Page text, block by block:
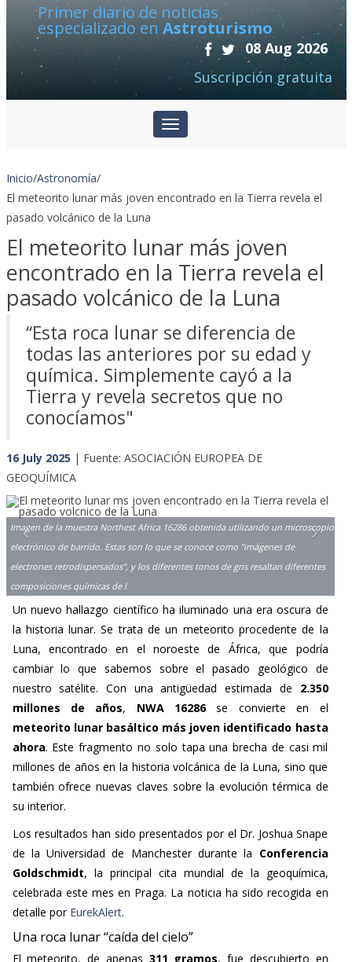
Primer diario de noticias
especializado en Astroturismo
08 Aug 2026
Suscripción gratuita
Inicio/Astronomía/
El meteorito lunar más joven encontrado en la Tierra revela el
pasado volcánico de la Luna
El meteorito lunar más joven
encontrado en la Tierra revela el
pasado volcánico de la Luna
“Esta roca lunar se diferencia de
todas las anteriores por su edad y
química. Simplemente cayó a la
Tierra y revela secretos que no
conocíamos"
16 July 2025 | Fuente: ASOCIACIÓN EUROPEA DE
GEOQUÍMICA
Imagen de la muestra Northest Africa 16286 obtenida utilizando un microscopio
electrónico de barrido. Estas son lo que se conoce como "imágenes de
electrones retrodispersados", y los diferentes tonos de gris resaltan diferentes
composiciones químicas de l
Previous Next
Un nuevo hallazgo científico ha iluminado una era oscura de
la historia lunar. Se trata de un meteorito procedente de la
Luna, encontrado en el noroeste de África, que podría
cambiar lo que sabemos sobre el pasado geológico de
nuestro satélite. Con una antigüedad estimada de 2.350
millones de años, NWA 16286se convierte en el
meteorito lunar basáltico más joven identificado hasta
ahora. Este fragmento no solo tapa una brecha de casi mil
millones de años en la historia volcánica de la Luna, sino que
también ofrece nuevas claves sobre la evolución térmica de
su interior.
Los resultados han sido presentados por el Dr. Joshua Snape
de la Universidad de Manchester durante la Conferencia
Goldschmidt, la principal cita mundial de la geoquímica,
celebrada este mes en Praga. La noticia ha sido recogida en
detalle por EurekAlert.
Una roca lunar “caída del cielo”
El meteorito, de apenas 311 gramos, fue descubierto en